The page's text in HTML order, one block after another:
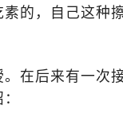
的，自己这种
在后来有一次